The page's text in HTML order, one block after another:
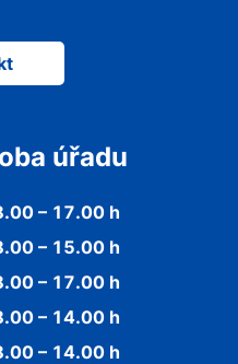
úřadu
– 17.00 h
– 15.00 h
– 17.00 h
– 14.00 h
– 14.00 h